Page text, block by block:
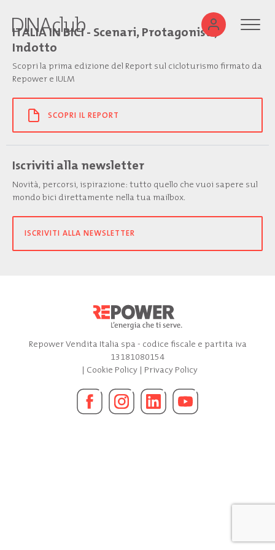
ITALIA IN BICI - Scenari, Protagonisti,
Indotto
Scopri la prima edizione del Report sul cicloturismo firmato da
Repower e IULM
SCOPRI IL REPORT
Iscriviti alla newsletter
Novità, percorsi, ispirazione: tutto quello che vuoi sapere sul
mondo bici direttamente nella tua mailbox.
ISCRIVITI ALLA NEWSLETTER
Repower Vendita Italia spa - codice fiscale e partita iva
13181080154
| Cookie Policy| Privacy Policy